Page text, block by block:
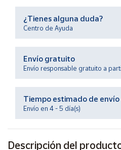
Productos
Solidarios
Ayuda
Centro
Contacto
Vendedores
¿Tienes alguna duda?
Centro de Ayuda
Envío gratuito
Envío responsable gratuito a
Tiempo estimado de envío
Envío en 4 - 5 día(s)
Descripción del